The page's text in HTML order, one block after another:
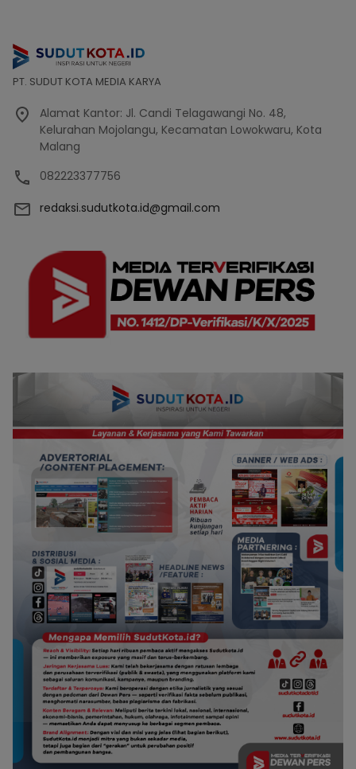
PT. SUDUT KOTA MEDIA KARYA
Alamat Kantor: Jl. Candi Telagawangi No. 48,
Kelurahan Mojolangu, Kecamatan Lowokwaru, Kota
Malang
082223377756
redaksi.sudutkota.id@gmail.com